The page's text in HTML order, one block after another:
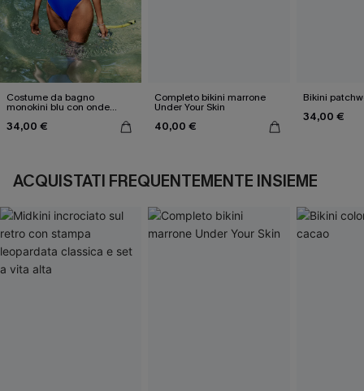
Costume da bagno
monokini blu con onde
34,00 €
Completo bikini marrone
Under Your Skin
40,00 €
Bikini
34,00 €
ACQUISTATI FREQUENTEMENTE INSIEME